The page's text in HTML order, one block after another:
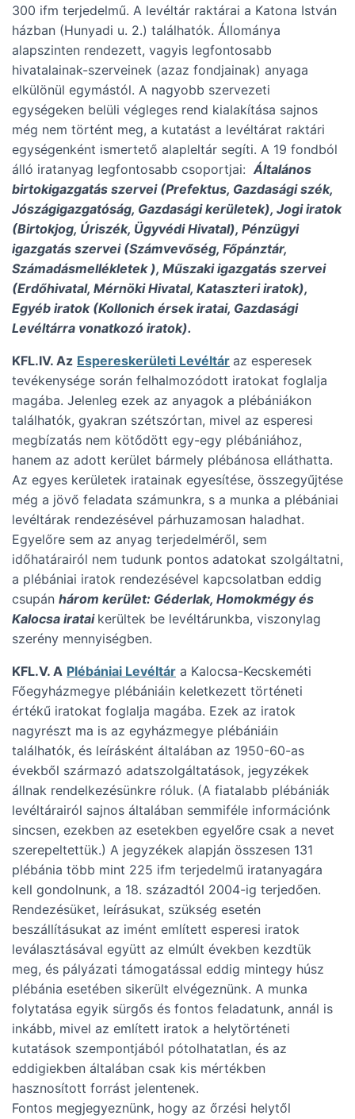
300 ifm terjedelmű. A levéltár raktárai a Katona István
házban (Hunyadi u. 2.) találhatók. Állománya
alapszinten rendezett, vagyis legfontosabb
hivatalainak-szerveinek (azaz fondjainak) anyaga
elkülönül egymástól. A nagyobb szervezeti
egységeken belüli végleges rend kialakítása sajnos
még nem történt meg, a kutatást a levéltárat raktári
egységenként ismertető alapleltár segíti. A 19 fondból
álló iratanyag legfontosabb csoportjai:Általános
birtokigazgatás szervei (Prefektus, Gazdasági szék,
Jószágigazgatóság, Gazdasági kerületek), Jogi iratok
(Birtokjog, Úriszék, Ügyvédi Hivatal), Pénzügyi
igazgatás szervei (Számvevőség, Főpánztár,
Számadásmellékletek ), Műszaki igazgatás szervei
(Erdőhivatal, Mérnöki Hivatal, Kataszteri iratok),
Egyéb iratok (Kollonich érsek iratai, Gazdasági
Levéltárra vonatkozó iratok).
KFL.IV. Az Espereskerületi Levéltár az esperesek
tevékenysége során felhalmozódott iratokat foglalja
magába. Jelenleg ezek az anyagok a plébániákon
találhatók, gyakran szétszórtan, mivel az esperesi
megbízatás nem kötődött egy-egy plébániához,
hanem az adott kerület bármely plébánosa elláthatta.
Az egyes kerületek iratainak egyesítése, összegyűjtése
még a jövő feladata számunkra, s a munka a plébániai
levéltárak rendezésével párhuzamosan haladhat.
Egyelőre sem az anyag terjedelméről, sem
időhatárairól nem tudunk pontos adatokat szolgáltatni,
a plébániai iratok rendezésével kapcsolatban eddig
csupán három kerület: Géderlak, Homokmégy és
Kalocsa iratai kerültek be levéltárunkba, viszonylag
szerény mennyiségben.
KFL.V. A Plébániai Levéltár a Kalocsa-Kecskeméti
Főegyházmegye plébániáin keletkezett történeti
értékű iratokat foglalja magába. Ezek az iratok
nagyrészt ma is az egyházmegye plébániáin
találhatók, és leírásként általában az 1950-60-as
évekből származó adatszolgáltatások, jegyzékek
állnak rendelkezésünkre róluk. (A fiatalabb plébániák
levéltárairól sajnos általában semmiféle információnk
sincsen, ezekben az esetekben egyelőre csak a nevet
szerepeltettük.) A jegyzékek alapján összesen 131
plébánia több mint 225 ifm terjedelmű iratanyagára
kell gondolnunk, a 18. századtól 2004-ig terjedően.
Rendezésüket, leírásukat, szükség esetén
beszállításukat az imént említett esperesi iratok
leválasztásával együtt az elmúlt években kezdtük
meg, és pályázati támogatással eddig mintegy húsz
plébánia esetében sikerült elvégeznünk. A munka
folytatása egyik sürgős és fontos feladatunk, annál is
inkább, mivel az említett iratok a helytörténeti
kutatások szempontjából pótolhatatlan, és az
eddigiekben általában csak kis mértékben
hasznosított forrást jelentenek.
Fontos megjegyeznünk, hogy az őrzési helytől